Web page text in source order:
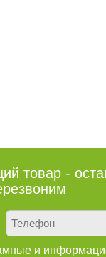
товар -
и